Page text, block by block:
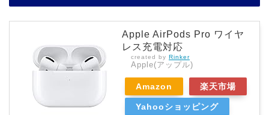
Apple AirPods Pro ワイヤ
レス充電対応
created by Rinker
Apple(アップル)
Amazon 楽天市場
Yahooショッピング